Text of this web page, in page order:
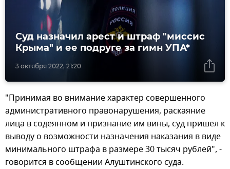
3 октября 2022, 21:20
Суд назначил арест и штраф "миссис
Крыма" и ее подруге за гимн УПА*
"Принимая во внимание характер совершенного
административного правонарушения, раскаяние
лица в содеянном и признание им вины, суд пришел к
выводу о возможности назначения наказания в виде
минимального штрафа в размере 30 тысяч рублей", -
говорится в сообщении Алуштинского суда.